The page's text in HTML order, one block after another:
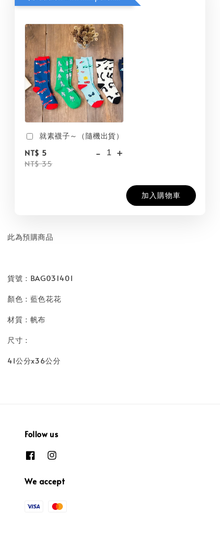
就素襪子～（隨機出貨）
NT$ 5
NT$ 35
- +
加入購物車
此為預購商品
貨號：BAG031401
顏色：藍色花花
材質：帆布
尺寸：
41公分x36公分
Follow us
We accept